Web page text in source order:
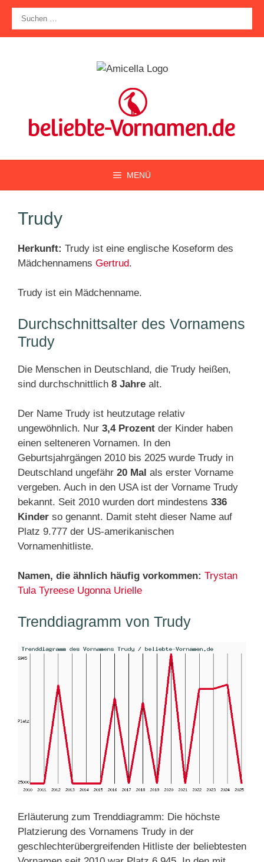
Zum
Inhalt
springen
nach:
MENÜ
Trudy
Herkunft: Trudy ist eine englische Koseform des
Mädchennamens Gertrud.
Trudy ist ein Mädchenname.
Durchschnittsalter des Vornamens
Trudy
Die Menschen in Deutschland, die Trudy heißen,
sind durchschnittlich 8 Jahre alt.
Der Name Trudy ist heutzutage relativ
ungewöhnlich. Nur 3,4 Prozent der Kinder haben
einen selteneren Vornamen. In den
Geburtsjahrgängen 2010 bis 2025 wurde Trudy in
Deutschland ungefähr 20 Mal als erster Vorname
vergeben. Auch in den USA ist der Vorname Trudy
bekannt. Seit 2010 wurden dort mindestens 336
Kinder so genannt. Damit steht dieser Name auf
Platz 9.777 der US-amerikanischen
Vornamenhitliste.
Namen, die ähnlich häufig vorkommen: Trystan
Tula Tyreese Ugonna Urielle
Trenddiagramm von Trudy
Erläuterung zum Trenddiagramm: Die höchste
Platzierung des Vornamens Trudy in der
geschlechterübergreifenden Hitliste der beliebtesten